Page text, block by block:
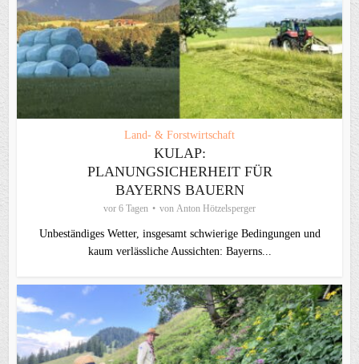
Land- & Forstwirtschaft
KULAP:
PLANUNGSICHERHEIT FÜR
BAYERNS BAUERN
vor 6 Tagen von Anton Hötzelsperger
Unbeständiges Wetter, insgesamt schwierige Bedingungen und
kaum verlässliche Aussichten: Bayerns...